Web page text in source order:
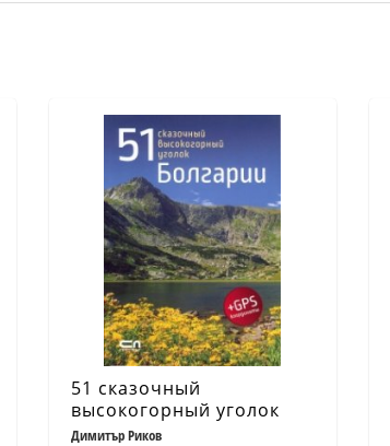
51 сказочный
высокогорный уголок
Болгарии
Димитър Риков